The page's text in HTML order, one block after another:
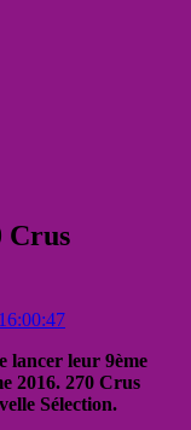
Crus
lancer leur 9ème
2016. 270 Crus
Sélection.